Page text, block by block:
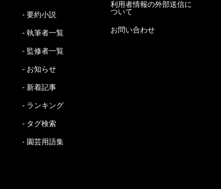
- 要約小説
- 執筆者一覧
- 監修者一覧
- お知らせ
- 新着記事
- ランキング
- タグ検索
- 園芸用語集
利用者情報の外部送信に
ついて
お問い合わせ